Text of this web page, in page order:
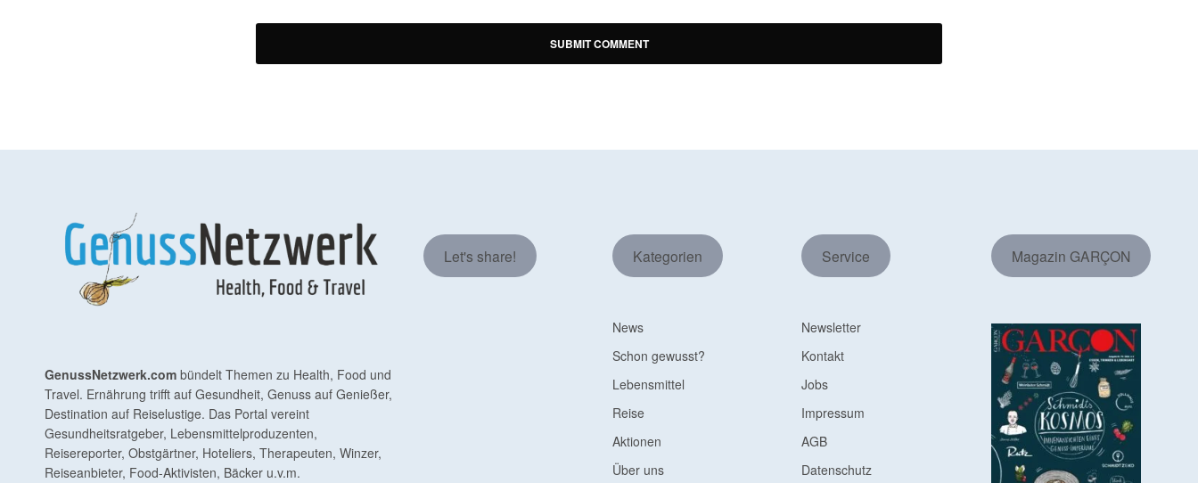
GenussNetzwerk.com bündelt Themen zu Health, Food und
Travel. Ernährung trifft auf Gesundheit, Genuss auf Genießer,
Destination auf Reiselustige. Das Portal vereint
Gesundheitsratgeber, Lebensmittelproduzenten,
Reisereporter, Obstgärtner, Hoteliers, Therapeuten, Winzer,
Reiseanbieter, Food-Aktivisten, Bäcker u.v.m.
Let's share! Kategorien
News
Schon gewusst?
Lebensmittel
Reise
Aktionen
Über uns
Service
Newsletter
Kontakt
Jobs
Impressum
AGB
Datenschutz
Magazin GARÇON